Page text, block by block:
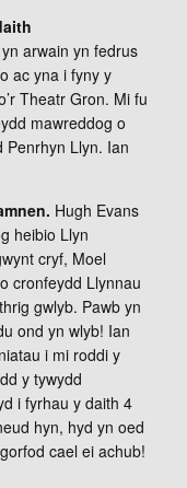
arwain yn fedrus
ac yna i fyny y
Theatr Gron. Mi fu
mawreddog o
Penrhyn Llyn. Ian
Hugh Evans
heibio Llyn
cryf, Moel
cronfeydd Llynnau
gwlyb. Pawb yn
ond yn wlyb! Ian
i mi roddi y
y tywydd
i fyrhau y daith 4
hyn, hyd yn oed
cael ei achub!